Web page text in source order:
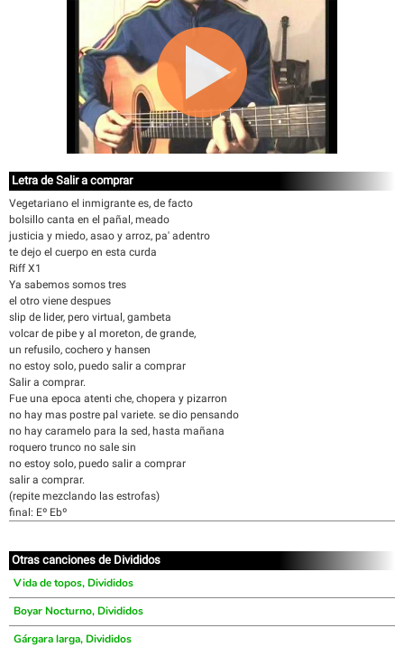
Letra de Salir a comprar
Vegetariano el inmigrante es, de facto
bolsillo canta en el pañal, meado
justicia y miedo, asao y arroz, pa' adentro
te dejo el cuerpo en esta curda
Riff X1
Ya sabemos somos tres
el otro viene despues
slip de lider, pero virtual, gambeta
volcar de pibe y al moreton, de grande,
un refusilo, cochero y hansen
no estoy solo, puedo salir a comprar
Salir a comprar.
Fue una epoca atenti che, chopera y pizarron
no hay mas postre pal variete. se dio pensando
no hay caramelo para la sed, hasta mañana
roquero trunco no sale sin
no estoy solo, puedo salir a comprar
salir a comprar.
(repite mezclando las estrofas)
final: Eº Ebº
Otras canciones de Divididos
Vida de topos, Divididos
Boyar Nocturno, Divididos
Gárgara larga, Divididos